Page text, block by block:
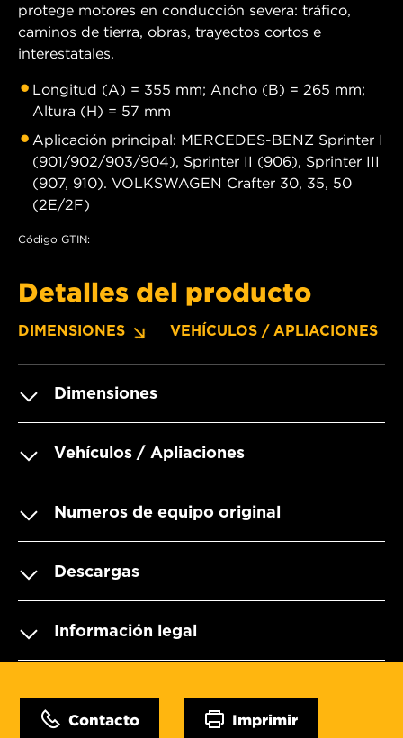
protege motores en conducción severa: tráfico,
caminos de tierra, obras, trayectos cortos e
interestatales.
Longitud (A) = 355 mm; Ancho (B) = 265 mm;
Altura (H) = 57 mm
Aplicación principal: MERCEDES-BENZ Sprinter I
(901/902/903/904), Sprinter II (906), Sprinter III
(907, 910). VOLKSWAGEN Crafter 30, 35, 50
(2E/2F)
Código GTIN:
Detalles del producto
DIMENSIONES VEHÍCULOS / APLIACIONES
Dimensiones
Vehículos / Apliaciones
Numeros de equipo original
Descargas
Información legal
Contacto Imprimir